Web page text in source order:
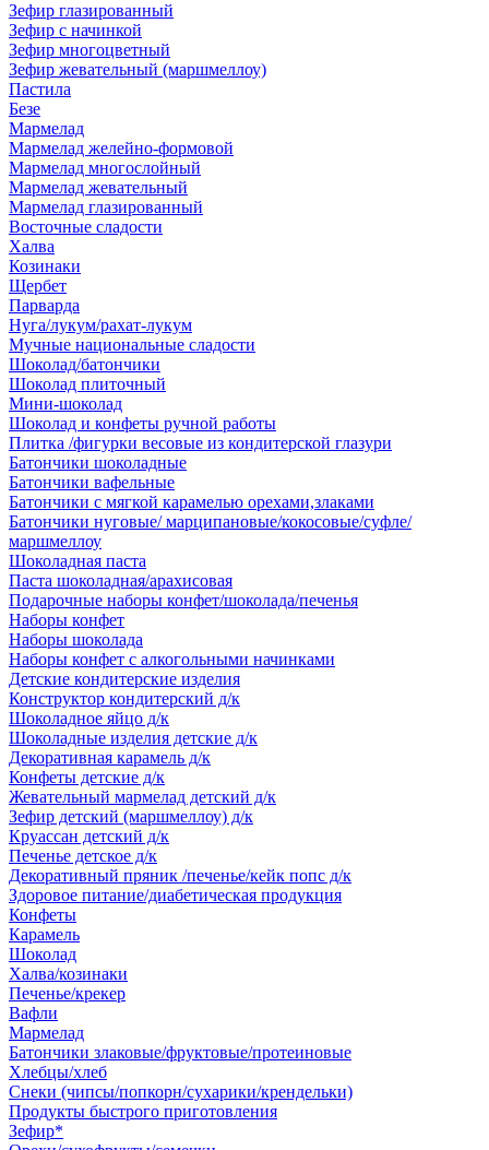
Зефир глазированный
Зефир с начинкой
Зефир многоцветный
Зефир жевательный (маршмеллоу)
Пастила
Безе
Мармелад
Мармелад желейно-формовой
Мармелад многослойный
Мармелад жевательный
Мармелад глазированный
Восточные сладости
Халва
Козинаки
Щербет
Парварда
Нуга/лукум/рахат-лукум
Мучные национальные сладости
Шоколад/батончики
Шоколад плиточный
Мини-шоколад
Шоколад и конфеты ручной работы
Плитка /фигурки весовые из кондитерской глазури
Батончики шоколадные
Батончики вафельные
Батончики с мягкой карамелью орехами,злаками
Батончики нуговые/ марципановые/кокосовые/суфле/
маршмеллоу
Шоколадная паста
Паста шоколадная/арахисовая
Подарочные наборы конфет/шоколада/печенья
Наборы конфет
Наборы шоколада
Наборы конфет с алкогольными начинками
Детские кондитерские изделия
Конструктор кондитерский д/к
Шоколадное яйцо д/к
Шоколадные изделия детские д/к
Декоративная карамель д/к
Конфеты детские д/к
Жевательный мармелад детский д/к
Зефир детский (маршмеллоу) д/к
Круассан детский д/к
Печенье детское д/к
Декоративный пряник /печенье/кейк попс д/к
Здоровое питание/диабетическая продукция
Конфеты
Карамель
Шоколад
Халва/козинаки
Печенье/крекер
Вафли
Мармелад
Батончики злаковые/фруктовые/протеиновые
Хлебцы/хлеб
Снеки (чипсы/попкорн/сухарики/крендельки)
Продукты быстрого приготовления
Зефир*